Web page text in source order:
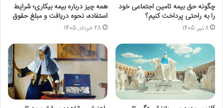
چگونه حق بیمه تامین اجتماعی خود
را به راحتی پرداخت کنیم؟
8 تیر, 1405
همه چیز درباره بیمه بیکاری؛ شرایط
استفاده، نحوه دریافت و مبلغ حقوق
28 خرداد, 1405